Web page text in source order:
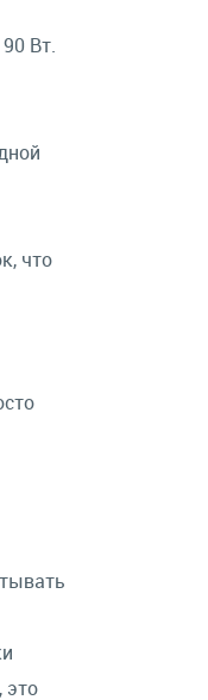
Вт.
что
это